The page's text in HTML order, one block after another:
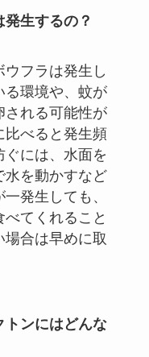
生するの？
フラは発生し
る環境や、蚊が
される可能性が
比べると発生頻
ぐには、水面を
水を動かすなど
発生しても、
べてくれること
場合は早めに取
トンにはどんな